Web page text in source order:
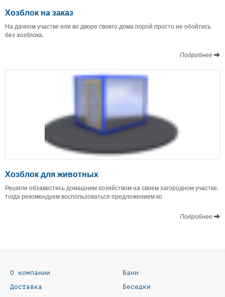
Хозблок на заказ
На дачном участке или во дворе своего дома порой просто не обойтись
без хозблока.
Подробнее
Хозблок для животных
Решили обзавестись домашним хозяйством на своем загородном участке,
тогда рекомендуем воспользоваться предложением ко
Подробнее
О компании
Доставка
Бани
Беседки